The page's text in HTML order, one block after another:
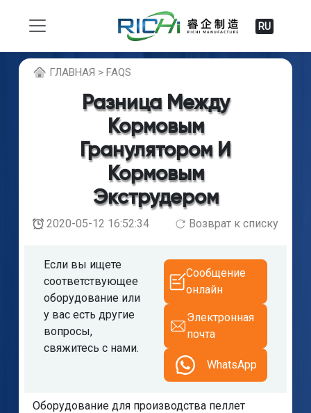
RU
ГЛABHAЯ > FAQS
Разница Между
Кормовым
Гранулятором И
Кормовым
Экструдером
2020-05-12 16:52:34 Возврат к списку
Если вы ищете
соответствующее
оборудование или
у вас есть другие
вопросы,
свяжитесь с нами.
Сообщение
онлайн
Электронная
почта
WhatsApp
Оборудование для производства пеллет